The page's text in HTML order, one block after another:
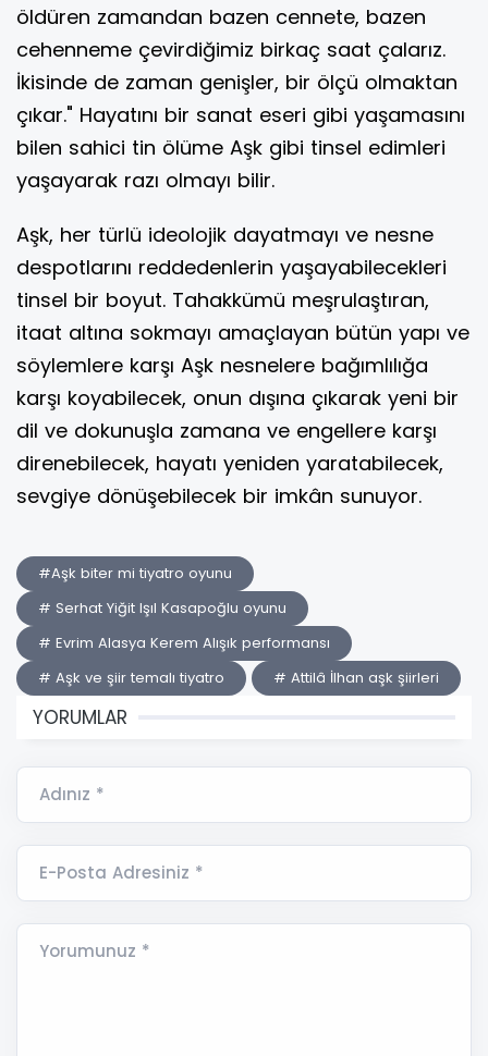
öldüren zamandan bazen cennete, bazen
cehenneme çevirdiğimiz birkaç saat çalarız.
İkisinde de zaman genişler, bir ölçü olmaktan
çıkar." Hayatını bir sanat eseri gibi yaşamasını
bilen sahici tin ölüme Aşk gibi tinsel edimleri
yaşayarak razı olmayı bilir.
Aşk, her türlü ideolojik dayatmayı ve nesne
despotlarını reddedenlerin yaşayabilecekleri
tinsel bir boyut. Tahakkümü meşrulaştıran,
itaat altına sokmayı amaçlayan bütün yapı ve
söylemlere karşı Aşk nesnelere bağımlılığa
karşı koyabilecek, onun dışına çıkarak yeni bir
dil ve dokunuşla zamana ve engellere karşı
direnebilecek, hayatı yeniden yaratabilecek,
sevgiye dönüşebilecek bir imkân sunuyor.
#Aşk biter mi tiyatro oyunu
# Serhat Yiğit Işıl Kasapoğlu oyunu
# Evrim Alasya Kerem Alışık performansı
# Aşk ve şiir temalı tiyatro
# Attilâ İlhan aşk şiirleri
YORUMLAR
Adınız *
E-Posta Adresiniz *
Yorumunuz *